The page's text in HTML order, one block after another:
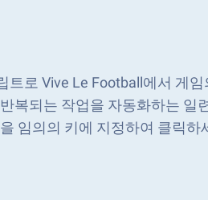
트로 Vive Le Football에서 게
복되는 작업을 자동화하는 일
임의의 키에 지정하여 클릭하